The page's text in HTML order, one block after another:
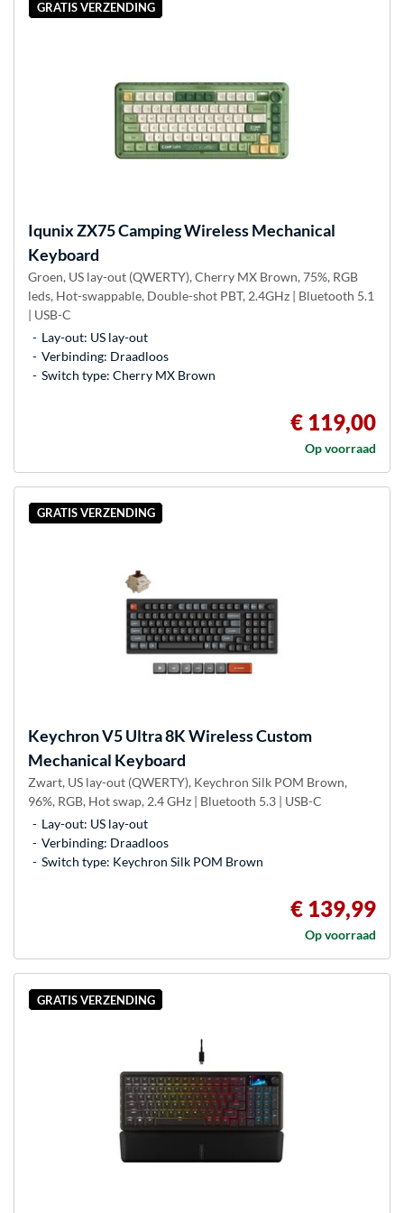
GRATIS VERZENDING
IqunixZX75 Camping Wireless Mechanical
Keyboard
Groen, US lay-out (QWERTY), Cherry MX Brown, 75%, RGB
leds, Hot-swappable, Double-shot PBT, 2.4GHz | Bluetooth 5.1
| USB-C
Lay-out: US lay-out
Verbinding: Draadloos
Switch type: Cherry MX Brown
€ 119,00
Op voorraad
GRATIS VERZENDING
KeychronV5 Ultra 8K Wireless Custom
Mechanical Keyboard
Zwart, US lay-out (QWERTY), Keychron Silk POM Brown,
96%, RGB, Hot swap, 2.4 GHz | Bluetooth 5.3 | USB-C
Lay-out: US lay-out
Verbinding: Draadloos
Switch type: Keychron Silk POM Brown
€ 139,99
Op voorraad
GRATIS VERZENDING